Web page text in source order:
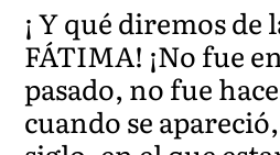
¡ Y qué diremos de
FÁTIMA! ¡No fue
pasado, no fue
cuando se